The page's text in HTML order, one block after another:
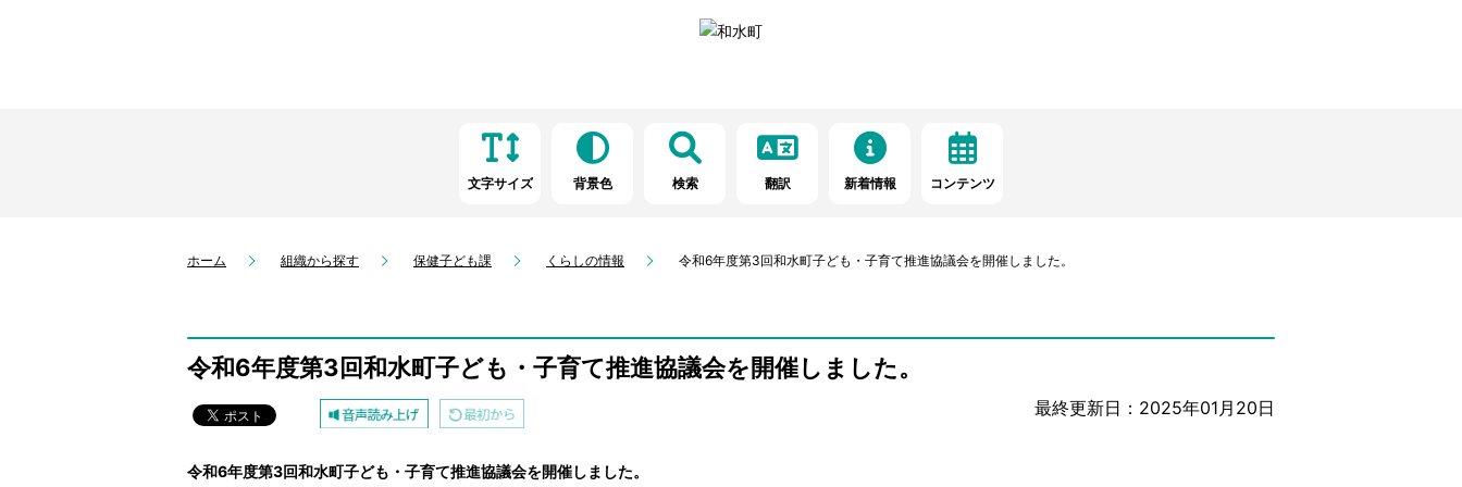
文字サイズ 背景色 検索 翻訳 新着情報 コンテンツ
ホーム 組織から探す 保健子ども課 くらしの情報 令和6年度第3回和水町子ども・子育て推進協議会を開催しました。
令和6年度第3回和水町子ども・子育て推進協議会を開催しました。
最終更新日：2025年01月20日
令和6年度第3回和水町子ども・子育て推進協議会を開催しました。